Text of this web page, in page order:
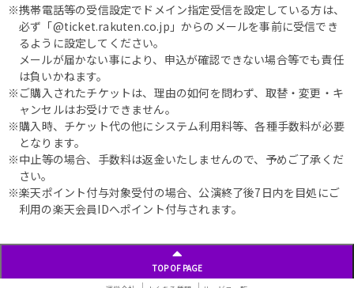
※携帯電話等の受信設定でドメイン指定受信を設定している方は、
必ず「@ticket.rakuten.co.jp」からのメールを事前に受信でき
るように設定してください。
メールが届かない事により、申込が確認できない場合等でも責任
は負いかねます。
※ご購入されたチケットは、理由の如何を問わず、取替・変更・キ
ャンセルはお受けできません。
※購入時、チケット代の他にシステム利用料等、各種手数料が必要
となります。
※中止等の場合、手数料は返金いたしませんので、予めご了承くだ
さい。
※楽天ポイント付与対象受付の場合、公演終了後7日内を目処にご
利用の楽天会員IDへポイント付与されます。
TOP OF PAGE